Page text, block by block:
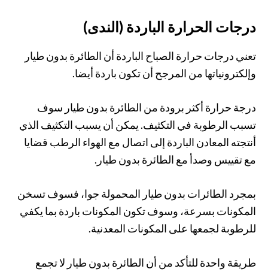
درجات الحرارة الباردة (الندى)
تعني درجات حرارة الصباح الباردة أن الطائرة بدون طيار
وإلكترونياتها من المرجح أن تكون باردة أيضا.
درجة حرارة أكثر برودة من الطائرة بدون طيار سوف
تسبب الرطوبة في التكثيف. يمكن أن يسبب التكثيف الذي
أنتجته المعادن الباردة إلى اتصال مع الهواء الرطب قضايا
مع تقييس وصدأ مع الطائرة بدون طيار.
بمجرد الطائرات بدون طيار المحمولة جوا، فسوف تسخن
المكونات بسرعة، وسوف تكون المكونات باردة بما يكفي
للرطوبة لجمعها على المكونات المعدنية.
طريقة واحدة للتأكد من أن الطائرة بدون طيار لا تجمع